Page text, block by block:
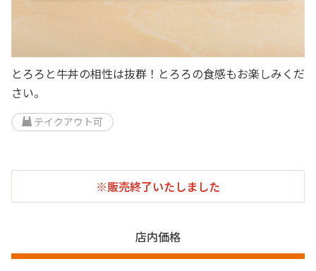
とろろと牛丼の相性は抜群！とろろの食感もお楽しみくだ
さい。
テイクアウト可
※販売終了いたしました
店内価格